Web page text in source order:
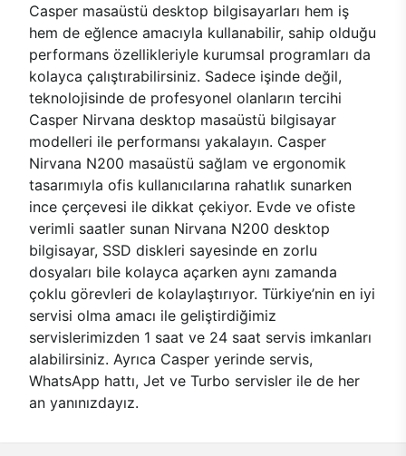
Casper masaüstü desktop bilgisayarları hem iş
hem de eğlence amacıyla kullanabilir, sahip olduğu
performans özellikleriyle kurumsal programları da
kolayca çalıştırabilirsiniz. Sadece işinde değil,
teknolojisinde de profesyonel olanların tercihi
Casper Nirvana desktop masaüstü bilgisayar
modelleri ile performansı yakalayın. Casper
Nirvana N200 masaüstü sağlam ve ergonomik
tasarımıyla ofis kullanıcılarına rahatlık sunarken
ince çerçevesi ile dikkat çekiyor. Evde ve ofiste
verimli saatler sunan Nirvana N200 desktop
bilgisayar, SSD diskleri sayesinde en zorlu
dosyaları bile kolayca açarken aynı zamanda
çoklu görevleri de kolaylaştırıyor. Türkiye’nin en iyi
servisi olma amacı ile geliştirdiğimiz
servislerimizden 1 saat ve 24 saat servis imkanları
alabilirsiniz. Ayrıca Casper yerinde servis,
WhatsApp hattı, Jet ve Turbo servisler ile de her
an yanınızdayız.